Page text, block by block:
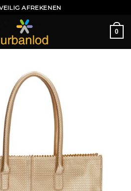
AFREKENEN
0